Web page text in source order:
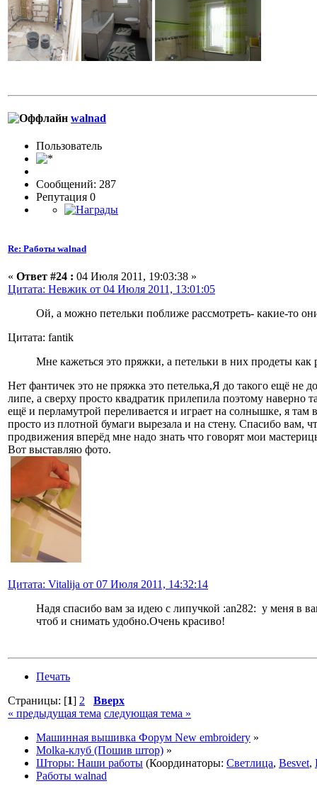
walnad
Пользовaтeль
Сообщений: 287
Репутация 0
Re: Работы walnad
« Ответ #24 : 04 Июля 2011, 19:03:38 »
Цитата: Невжик от 04 Июля 2011, 13:01:05
Ой, а можно петельки поближе рассмотреть- какие-то
Цитата: fantik
Мне кажеться это пряжки, а петельки в них продеты как
Нет фантичек это не пряжка это петелька,Я до такого ещё не
липе, а сверху просто квадратик прилепила поэтому наверно
ещё и перламутрой переливается и играет на солнышке, я там
просто из плотной бумаги вырезала и на стену. Спасибo вам,
продвижения вперёд мне надо знать что говорят мои
Вот выставляю фото.
Цитата: Vitalija от 07 Июля 2011, 14:32:14
Надя спасибо вам за идею с липучкой :an282: у меня в
чтоб и снимать удобно.Очень красиво!
Печать
Страницы: [1] 2
Вверх
« предыдущая тема следующая тема »
Машинная вышивка Форум New embroidery »
Molka-клуб (Пошив штор) »
Шторы: Наши работы (Координаторы: Светлица, Besvet,
Работы walnad